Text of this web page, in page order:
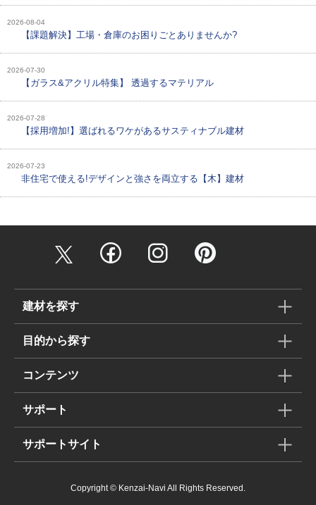
2026-08-04
【課題解決】工場・倉庫のお困りごとありませんか?
2026-07-30
【ガラス&アクリル特集】 透過するマテリアル
2026-07-28
【採用増加!】選ばれるワケがあるサスティナブル建材
2026-07-23
非住宅で使える!デザインと強さを両立する【木】建材
建材を探す
目的から探す
コンテンツ
サポート
サポートサイト
Copyright © Kenzai-Navi All Rights Reserved.